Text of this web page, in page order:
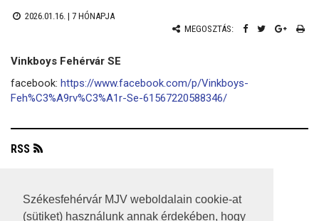
Székesfehérvár MJV weboldalain cookie-at
(sütiket) használunk annak érdekében, hogy
2026.01.16. | 7 HÓNAPJA
MEGOSZTÁS:
Vinkboys Fehérvár SE
facebook: https://www.facebook.com/p/Vinkboys-
Feh%C3%A9rv%C3%A1r-Se-61567220588346/
RSS
JOGI NYILATKOZAT